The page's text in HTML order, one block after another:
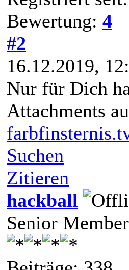
Bewertung: 4
#2
16.12.2019,
Nur für Dich
Attachments
Suchen
Zitieren
hackball
Senior Member